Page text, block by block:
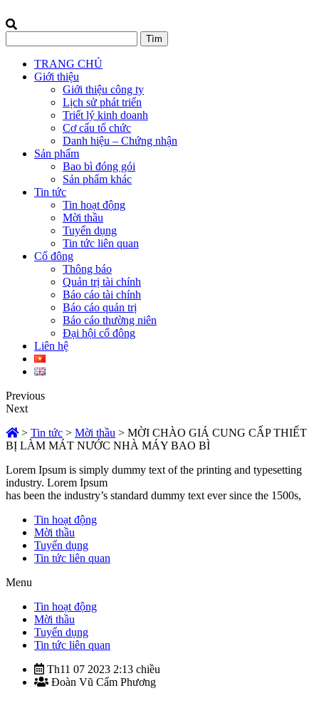
TRANG CHỦ
Giới thiệu
Giới thiệu công ty
Lịch sử phát triển
Triết lý kinh doanh
Cơ cấu tổ chức
Danh hiệu – Chứng nhận
Sản phẩm
Bao bì đóng gói
Sản phẩm khác
Tin tức
Tin hoạt động
Mời thầu
Tuyển dụng
Tin tức liên quan
Cổ đông
Thông báo
Quản trị tài chính
Báo cáo tài chính
Báo cáo quản trị
Báo cáo thường niên
Đại hội cổ đông
Liên hệ
Previous
Next
> Tin tức > Mời thầu > MỜI CHÀO GIÁ CUNG CẤP THIẾT
BỊ LÀM MÁT NƯỚC NHÀ MÁY BAO BÌ
Lorem Ipsum is simply dummy text of the printing and typesetting
industry. Lorem Ipsum
has been the industry’s standard dummy text ever since the 1500s,
Tin hoạt động
Mời thầu
Tuyển dụng
Tin tức liên quan
Menu
Tin hoạt động
Mời thầu
Tuyển dụng
Tin tức liên quan
Th11 07 2023 2:13 chiều
Đoàn Vũ Cẩm Phương